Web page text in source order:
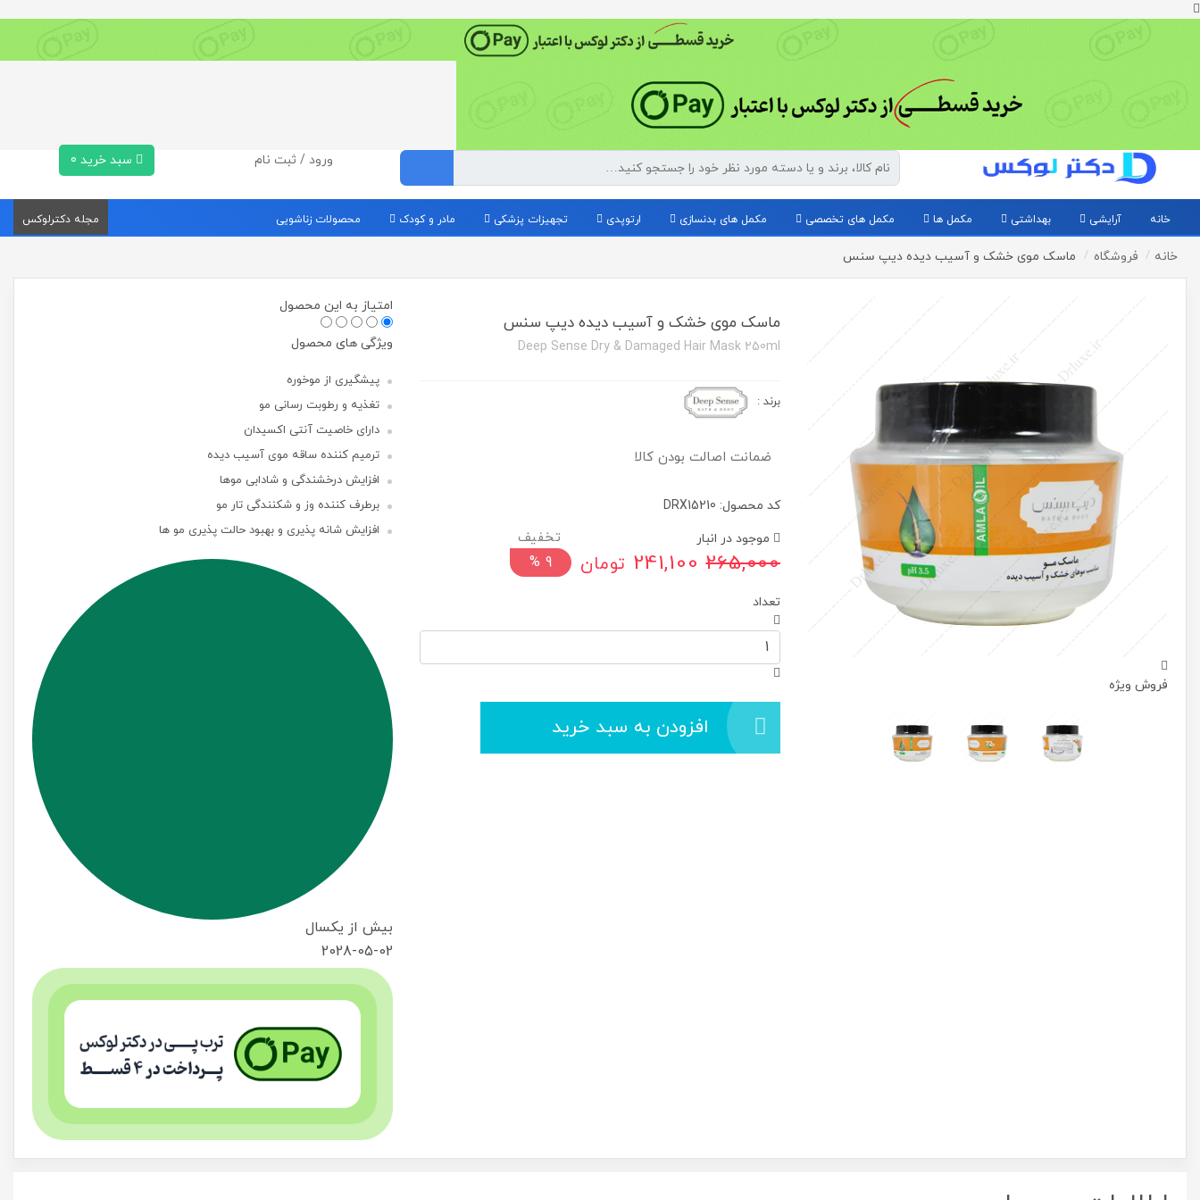
ورود / ثبت نام سبد خرید 0
خانه آرایشی بهداشتی مکمل ها مکمل های تخصصی مکمل های بدنسازی ارتوپدی تجهیزات پزشکی مادر و کودک محصولات زناشویی مجله دکترلوکس
خانه فروشگاه ماسک موی خشک و آسیب دیده دیپ سنس
فروش ویژه
ماسک موی خشک و آسیب دیده دیپ سنس
Deep Sense Dry & Damaged Hair Mask 250ml
برند :
ضمانت اصالت بودن کالا
کد محصول: DRX15210
موجود در انبار
265,000
241,100 تومان 9
%
تعداد
افزودن به سبد خرید
امتیاز به این محصول
ویژگی های محصول
پیشگیری از موخوره
تغذیه و رطوبت رسانی مو
دارای خاصیت آنتی اکسیدان
ترمیم کننده ساقه موی آسیب دیده
افزایش درخشندگی و شادابی موها
برطرف کننده وز و شکنندگی تار مو
افزایش شانه پذیری و بهبود حالت پذیری مو ها
بیش از یکسال
2028-05-02